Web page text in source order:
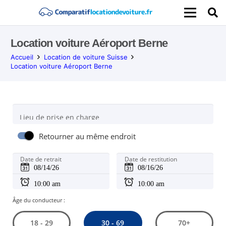
Location voiture Aéroport Berne
Accueil
Location de voiture Suisse
Location voiture Aéroport Berne
Lieu de prise en charge
Retourner au même endroit
Date de retrait Date de restitution
Âge du conducteur :
18 - 29 30 - 69 70+